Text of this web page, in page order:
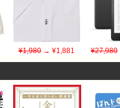
¥1,980 → ¥1,881 ¥27,980